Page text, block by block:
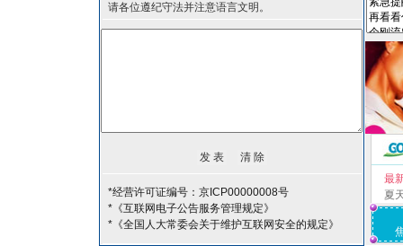
请各位遵纪守法并注意语言文明。
*经营许可证编号：京ICP00000008号
*《互联网电子公告服务管理规定》
*《全国人大常委会关于维护互联网安全的规定》
最
夏